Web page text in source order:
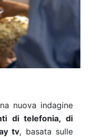
nuova indagine
di telefonia, di
tv, basata sulle